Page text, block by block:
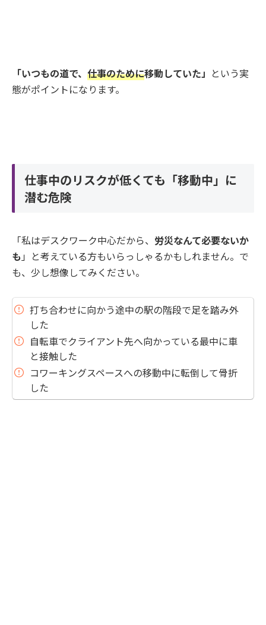
「いつもの道で、 仕事のために移動していた」 という実
態がポイントになります。
仕事中のリスクが低くても「移動中」に
潜む危険
「私はデスクワーク中心だから、 労災なんて必要ないか
も 」と考えている方もいらっしゃるかもしれません。で
も、少し想像してみください。
打ち合わせに向かう途中の駅の階段で足を踏み外
した
自転車でクライアント先へ向かっている最中に車
と接触した
コワーキングスペースへの移動中に転倒して骨折
した